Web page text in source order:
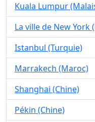
Kuala Lumpur
La ville de New
Istanbul (Turquie)
Marrakech (Maroc)
Shanghai (Chine)
Pékin (Chine)